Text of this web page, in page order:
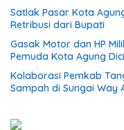
Satlak Pasar Kota
Retribusi dari Bupati
Gasak Motor dan HP
Pemuda Kota Agung
Kolaborasi Pemkab
Sampah di Sungai Way